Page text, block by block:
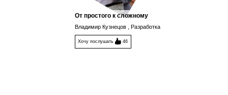
От простого к сложному
Владимир Кузнецов , Разработка
Хочу послушать 46